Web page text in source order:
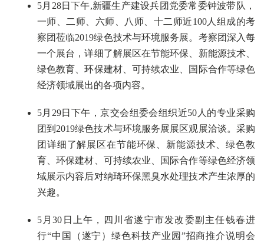
5月28日下午,新疆生产建设兵团党委常委钟波带队，
一师、二师、六师、八师、十二师近100人组成的考
察团莅临2019绿色技术与环境服务展。考察团深入每
一个展台，详细了解展区在节能环保、新能源技术、
绿色教育、环保建材、可持续农业、国际合作等绿色
经济领域展出的各项内容。
5月29日下午，京交会组委会组织近50人的专业采购
团到2019绿色技术与环境服务展展区观展洽谈。采购
团详细了解展区在节能环保、新能源技术、绿色教
育、环保建材、可持续农业、国际合作等绿色经济领
域展示内容后对纳琦环保黑臭水处理技术产生浓厚的
兴趣。
5月30日上午，四川省遂宁市发改委副主任钱春进
行“中国（遂宁）绿色科技产业园”招商推介说明会